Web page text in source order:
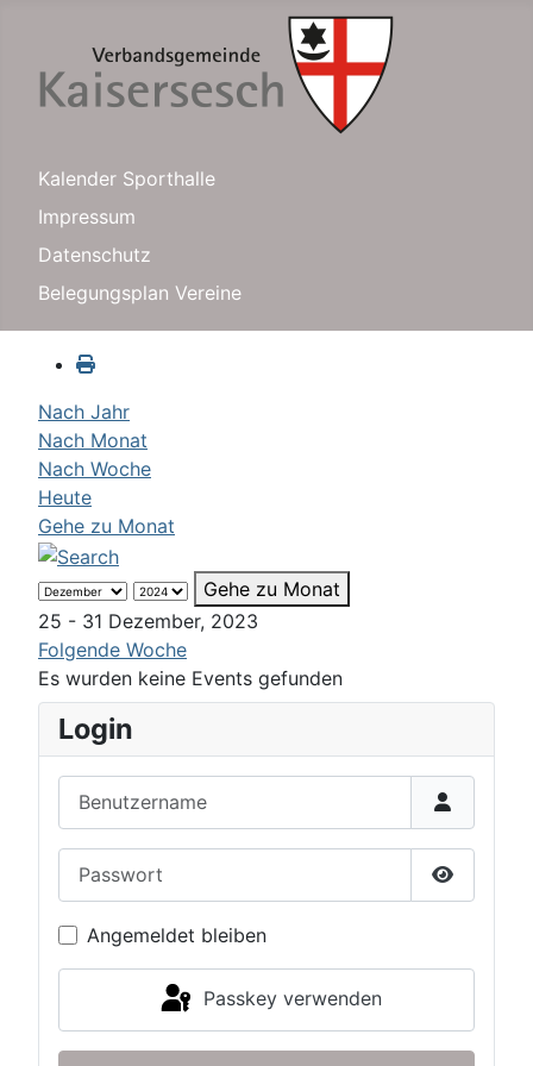
Kalender Sporthalle
Impressum
Datenschutz
Belegungsplan Vereine
Nach Jahr
Nach Monat
Nach Woche
Heute
Gehe zu Monat
Gehe zu Monat
25 - 31 Dezember, 2023
Folgende Woche
Es wurden keine Events gefunden
Login
Passwort
Angemeldet bleiben
Passkey verwenden